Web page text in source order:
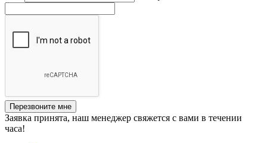
Перезвоните мне
Заявка принята, наш менеджер свяжется с вами в течении
часа!